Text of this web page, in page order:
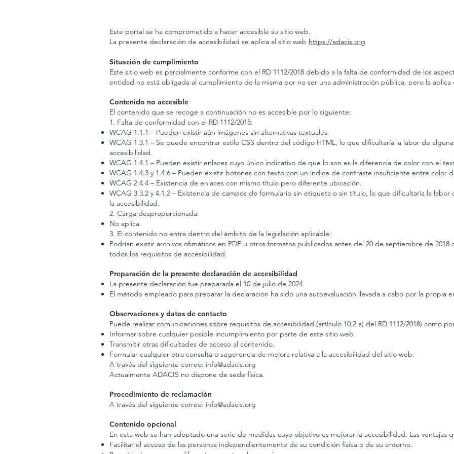
Este portal se ha comprometido a hacer accesible su sitio web.
La presente declaración de accesibilidad se aplica al sitio web https://adacis.org
Situación de cumplimiento
Este sitio web es parcialmente conforme con el RD 1112/2018 debido a la falta de conformidad de los
entidad no está obligada al cumplimiento de la misma por no ser una administración pública, pero la
Contenido no accesible
El contenido que se recoge a continuación no es accesible por lo siguiente:
1. Falta de conformidad con el RD 1112/2018:
WCAG 1.1.1 – Pueden existir aún imágenes sin alternativas textuales.
WCAG 1.3.1 – Se puede encontrar estilo CSS dentro del código HTML, lo que dificultaría la labor de
accesibilidad.
WCAG 1.4.1 – Pueden existir enlaces cuyo único indicativo de que lo son es la diferencia de color con el
WCAG 1.4.3 y 1.4.6 – Pueden existir botones con texto con un índice de contraste insuficiente entre color
WCAG 2.4.4 – Existencia de enlaces con mismo título pero diferente ubicación.
WCAG 3.3.2 y 4.1.2 – Existencia de campos de formulario sin etiqueta o sin título, lo que dificultaría la
la accesibilidad.
2. Carga desproporcionada:
No aplica.
3. El contenido no entra dentro del ámbito de la legislación aplicable:
Podrían existir archivos ofimáticos en PDF u otros formatos publicados antes del 20 de septiembre de
todos los requisitos de accesibilidad.
Preparación de la presente declaración de accesibilidad
La presente declaración fue preparada el 10 de julio de 2024.
El método empleado para preparar la declaración ha sido una autoevaluación llevada a cabo por la propia
Observaciones y datos de contacto
Puede realizar comunicaciones sobre requisitos de accesibilidad (artículo 10.2.a) del RD 1112/2018) como
Informar sobre cualquier posible incumplimiento por parte de este sitio web.
Transmitir otras dificultades de acceso al contenido.
Formular cualquier otra consulta o sugerencia de mejora relativa a la accesibilidad del sitio web.
A través del siguiente correo: info@adacis.org
Actualmente ADACIS no dispone de sede física.
Procedimiento de reclamación
A través del siguiente correo: info@adacis.org
Contenido opcional
En esta web se han adoptado una serie de medidas cuyo objetivo es mejorar la accesibilidad. Las ventajas
Facilitar el acceso de las personas independientemente de su condición física o de su entorno.